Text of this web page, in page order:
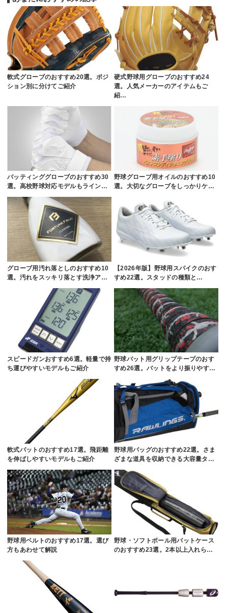
軟式グローブのおすすめ20選。ポジ
ション別に分けてご紹介
硬式野球用グローブのおすすめ24
選。人気メーカーのアイテムもご
紹…
バッティンググローブのおすすめ30
選。高校野球対応モデルもライン…
野球グローブ用オイルのおすすめ10
選。大切なグローブをしっかりケ…
グローブ用汚れ落としのおすすめ10
選。汚れをスッキリ落とす洗浄ア…
【2026年版】野球用スパイクのおす
すめ22選。スタッドの種類と…
スピードガンおすすめ6選。軽量で持
ち運びやすいモデルもご紹介
野球バット用グリップテープのおす
すめ26選。バットをより振りやす…
軟式バットのおすすめ17選。飛距離
を伸ばしやすいモデルもご紹介
野球用バッグのおすすめ22選。さま
ざまな道具を収納できる大容量タ…
野球用ベルトのおすすめ17選。選び
方もあわせて解説
野球・ソフトボール用バットケース
のおすすめ23選。2本以上入れら…